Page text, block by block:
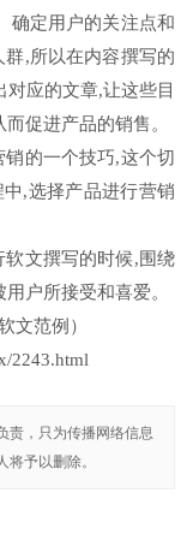
确定用户的关注点和
,所以在内容撰写的
应的文章,让这些目
促进产品的销售。
的一个技巧,这个切
,选择产品进行营销
软文撰写的时候,围绕
户所接受和喜爱。
文范例）
2243.html
责，只为传播网络信息
予以删除。